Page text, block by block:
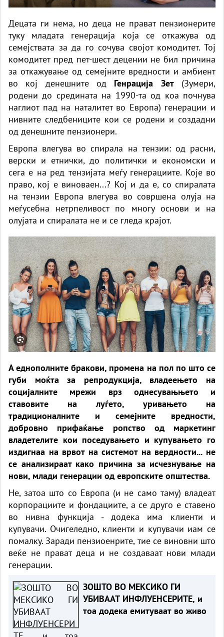
Децата ги нема, но деца не прават пензионерите
туку младата генерација која се откажува од
семејствата за да го сочува својот комодитет. Тој
комодитет пред пет-шест децении не бил причина
за откажување од семејните вредности и амбиент
во кој денешните од Генрација Зет(Зумери,
родени до средината на 1990-та од коа почнува
наглиот пад на наталитет во Европа) генерации и
нивните следбениците кои се родени и создадни
од денешните пензионери.
Европа влегува во спирала на тензии: од расни,
верски и етнички, до политички и економски и
сега е на ред тензијата меѓу генерациите. Које во
право, кој е виноваен...? Кој и да е, со спиралата
на тензии Европа влегува во совршена олуја на
меѓусебна нетрпеливост по многу основи и на
олујата и спиралата не и се гледа крајот.
А еднополните бракови, промена на пол по што се
губи моќта за репродукција, владеењето на
социјалните мрежи врз однесувањњето и
ставовите на луѓето, уривањето на
традиционалните и семејните вредности,
добровно прифаќање ропство од маркетинг
владетелите кои поседувањето и купувањето го
издигнаа на врвот на системот на вердности... не
се анализираат како причина за исчезнување на
нови, млади генерации од европските општества.
Не, затоа што со Европа (и не само таму) владеат
корпорациите и фондациите, а се друго е ставено
во нивна функција - додека има клиенти и
купувачи. Очигеледно, клиенти и купувачи иам се
помалку. Заради пензиоенрите, тие се виновни што
веќе не прават деца и не создаваат нови млади
генерации.
ЗОШТО ВО МЕКСИКО ГИ
УБИВААТ ИНФЛУЕНСЕРИТЕ, и
тоа додека емитуваат во живо